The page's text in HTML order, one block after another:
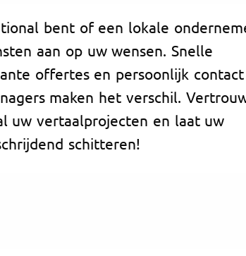
bent of een lokale
aan op uw wensen. Snelle
offertes en persoonlijk contact
maken het verschil.
uw vertaalprojecten en laat uw
schitteren!